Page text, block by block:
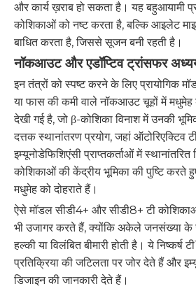
और कार्य ख़राब हो सकता है। यह बहुआयामी
कोशिकाओं को नष्ट करता है, बल्कि आइलेट
बाधित करता है, जिससे सूजन बनी रहती है।
नॉकआउट और एडॉप्टिव ट्रांसफर
इन तंत्रों को स्पष्ट करने के लिए प्रायोगिक
या फास की कमी वाले नॉकआउट चूहों में मधुमेह
देखी गई है, जो β-कोशिका विनाश में उनकी
दत्तक स्थानांतरण प्रयोग, जहां ऑटोरिएक्टिव
इम्यूनोडेफिशिएंसी प्राप्तकर्ताओं में स्थानांतरित
कोशिकाओं की केंद्रीय भूमिका की पुष्टि करते
मधुमेह को दोहराते हैं।
ऐसे मॉडल सीडी4+ और सीडी8+ टी
भी उजागर करते हैं, क्योंकि अकेले जनसंख्या
हल्की या विलंबित बीमारी होती है। ये निष्कर्ष
प्रतिक्रिया की जटिलता पर जोर देते हैं और
डिजाइन की जानकारी देते हैं।